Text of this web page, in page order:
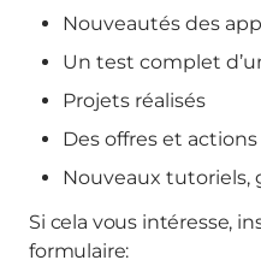
Nouveautés des
Un test complet
Projets réalisés
Des offres et
Nouveaux tutoriels,
Si cela vous intéresse,
formulaire: